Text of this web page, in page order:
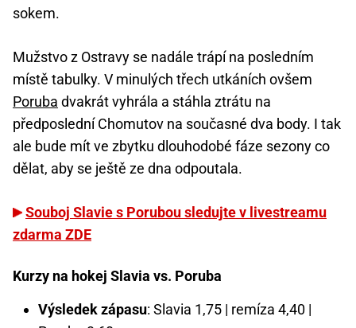
sokem.
Mužstvo z Ostravy se nadále trápí na posledním
místě tabulky. V minulých třech utkáních ovšem
Poruba dvakrát vyhrála a stáhla ztrátu na
předposlední Chomutov na současné dva body. I tak
ale bude mít ve zbytku dlouhodobé fáze sezony co
dělat, aby se ještě ze dna odpoutala.
Souboj Slavie s Porubou sledujte v livestreamu
zdarma ZDE
Kurzy na hokej Slavia vs. Poruba
Výsledek zápasu: Slavia 1,75 | remíza 4,40 |